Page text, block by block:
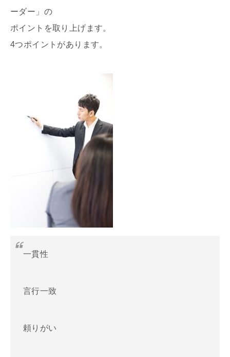
ーダー」の
ポイントを取り上げます。
4つポイントがあります。
一貫性
言行一致
頼りがい